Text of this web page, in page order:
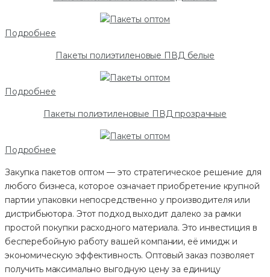
Подробнее
Пакеты полиэтиленовые ПВД белые
Подробнее
Пакеты полиэтиленовые ПВД прозрачные
Подробнее
Закупка пакетов оптом — это стратегическое решение для
любого бизнеса, которое означает приобретение крупной
партии упаковки непосредственно у производителя или
дистрибьютора. Этот подход выходит далеко за рамки
простой покупки расходного материала. Это инвестиция в
бесперебойную работу вашей компании, её имидж и
экономическую эффективность. Оптовый заказ позволяет
получить максимально выгодную цену за единицу